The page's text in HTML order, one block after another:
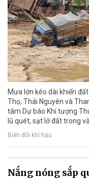
Mưa lớn kéo dài khiến
Thọ, Thái Nguyên và
tâm Dự báo Khí tượng
lũ quét, sạt lở đất trong
Biến đổi khí hậu
Nắng nóng sắp